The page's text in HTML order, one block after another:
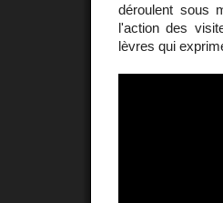
déroulent sous
l'action des
lèvres qui